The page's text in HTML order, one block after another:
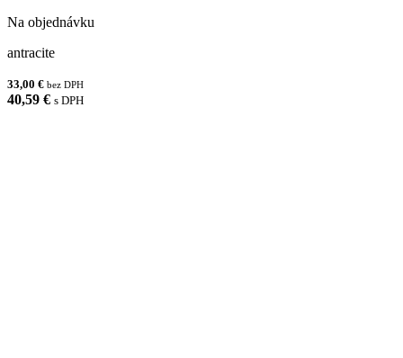
Na objednávku
antracite
33,00 € bez DPH
40,59 € s DPH